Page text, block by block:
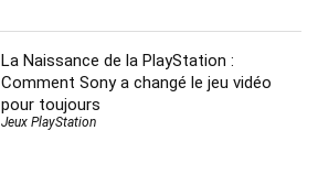
La Naissance de la PlayStation :
Comment Sony a changé le jeu vidéo
pour toujours
Jeux PlayStation